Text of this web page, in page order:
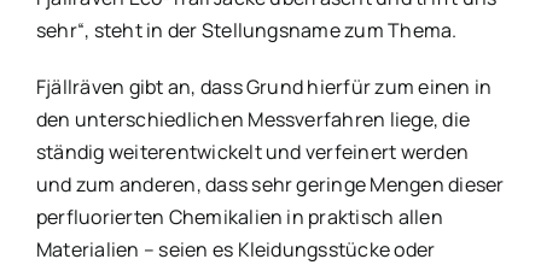
sehr“, steht in der Stellungsname zum Thema.
Fjällräven gibt an, dass Grund hierfür zum einen in
den unterschiedlichen Messverfahren liege, die
ständig weiterentwickelt und verfeinert werden
und zum anderen, dass sehr geringe Mengen dieser
perfluorierten Chemikalien in praktisch allen
Materialien – seien es Kleidungsstücke oder